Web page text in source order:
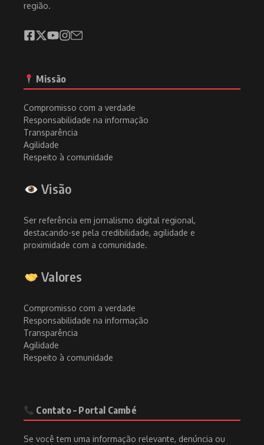
região.
Missão
Compromisso com a verdade
Responsabilidade na informação
Transparência
Agilidade
Respeito à comunidade
Visão
Ser referência em jornalismo digital regional,
destacando-se pela credibilidade, agilidade e
proximidade com a comunidade.
Valores
Compromisso com a verdade
Responsabilidade na informação
Transparência
Agilidade
Respeito à comunidade
Contato – Portal Cambé
Se você tem uma informação relevante, denúncia ou